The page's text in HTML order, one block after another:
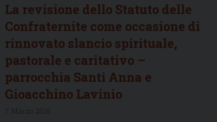
La revisione dello Statuto delle
Confraternite come occasione di
rinnovato slancio spirituale,
pastorale e caritativo –
parrocchia Santi Anna e
Gioacchino Lavinio